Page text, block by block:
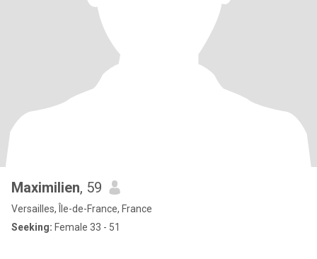
Maximilien, 59
Versailles, Île-de-France, France
Seeking: Female 33 - 51